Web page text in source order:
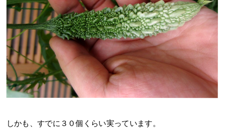
しかも、すでに３０個くらい実っています。